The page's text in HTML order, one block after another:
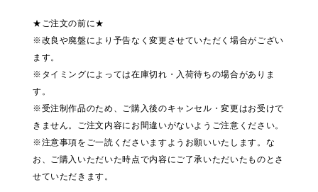
★ご注文の前に★
※改良や廃盤により予告なく変更させていただく場合がござい
ます。
※タイミングによっては在庫切れ・入荷待ちの場合がありま
す。
※受注制作品のため、ご購入後のキャンセル・変更はお受けで
きません。ご注文内容にお間違いがないようご注意ください。
※注意事項をご一読くださいますようお願いいたします。な
お、ご購入いただいた時点で内容にご了承いただいたものとさ
せていただきます。